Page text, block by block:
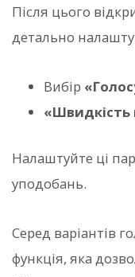
Після цього
детально
Вибір
«Швидкість
Налаштуйте ці
уподобань.
Серед варіантів
функція, яка